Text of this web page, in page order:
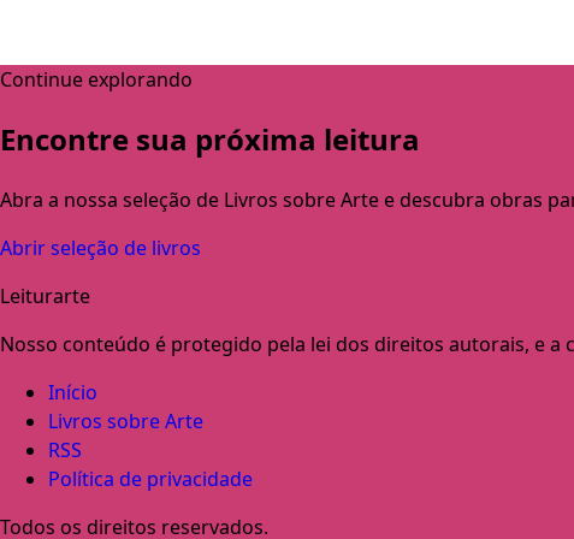
Continue explorando
Encontre sua próxima leitura
Abra a nossa seleção de Livros sobre Arte e descubra obras
Abrir seleção de livros
Leiturarte
Nosso conteúdo é protegido pela lei dos direitos autorais, e
Início
Livros sobre Arte
RSS
Política de privacidade
Todos os direitos reservados.